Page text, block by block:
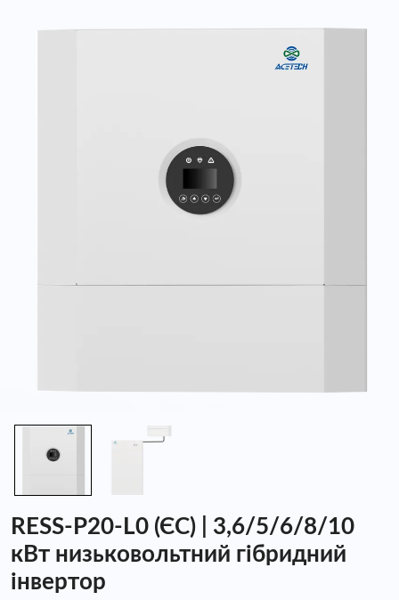
RESS-P20-L0 (ЄС) | 3,6/5/6/8/10
кВт низьковольтний гібридний
інвертор